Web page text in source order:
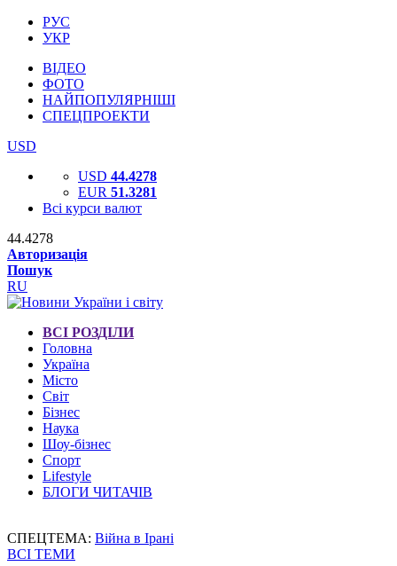
РУС
УКР
ВІДЕО
ФОТО
НАЙПОПУЛЯРНІШІ
СПЕЦПРОЕКТИ
USD
USD 44.4278
EUR 51.3281
Всі курси валют
44.4278
Авторизація
Пошук
RU
ВСІ РОЗДІЛИ
Головна
Україна
Місто
Світ
Бізнес
Наука
Шоу-бізнес
Спорт
Lifestyle
БЛОГИ ЧИТАЧІВ
СПЕЦТЕМА: Війна в Ірані
ВСІ ТЕМИ